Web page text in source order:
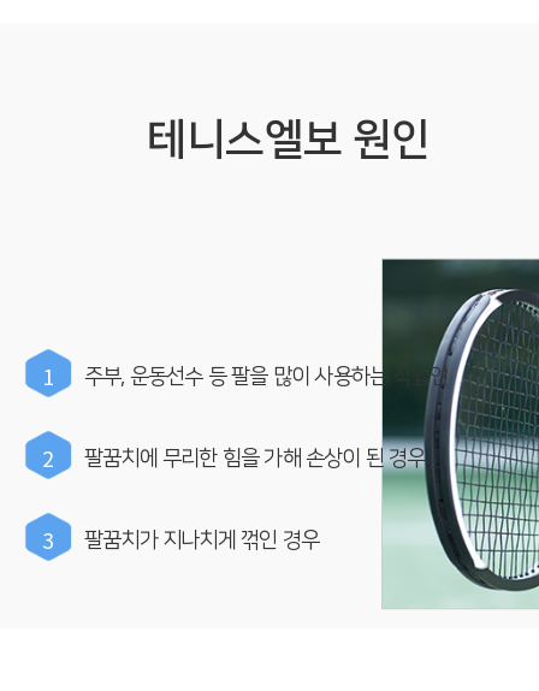
테니스엘보 원인
1 주부, 운동선수 등 팔을 많이 사용하는 직업인
2 팔꿈치에 무리한 힘을 가해 손상이 된 경우
3 팔꿈치가 지나치게 꺾인 경우